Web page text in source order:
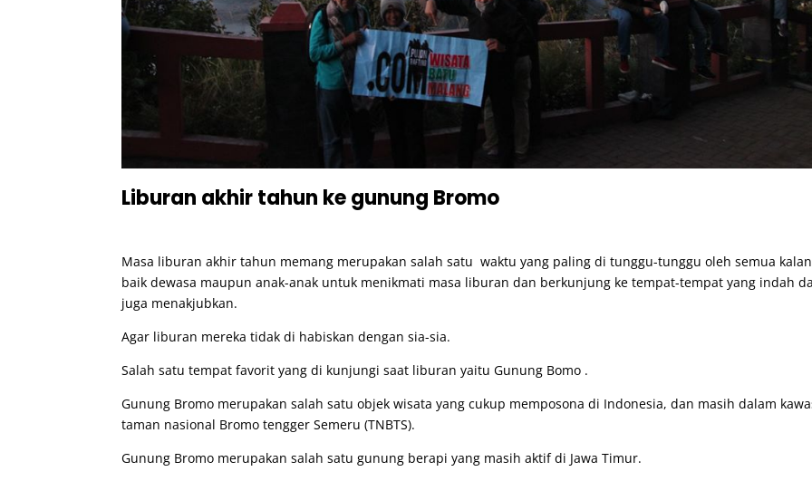
Liburan akhir tahun ke gunung Bromo
Masa liburan akhir tahun memang merupakan salah satu waktu yang paling di tunggu-tunggu oleh semua
baik dewasa maupun anak-anak untuk menikmati masa liburan dan berkunjung ke tempat-tempat yang indah
juga menakjubkan.
Agar liburan mereka tidak di habiskan dengan sia-sia.
Salah satu tempat favorit yang di kunjungi saat liburan yaitu Gunung Bomo .
Gunung Bromo merupakan salah satu objek wisata yang cukup memposona di Indonesia, dan masih dalam
taman nasional Bromo tengger Semeru (TNBTS).
Gunung Bromo merupakan salah satu gunung berapi yang masih aktif di Jawa Timur.